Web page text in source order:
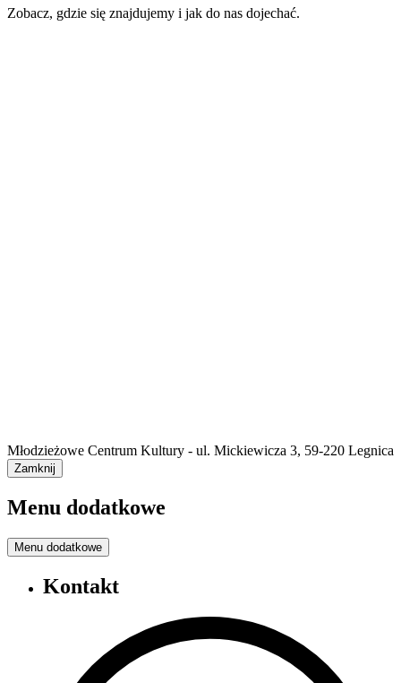
Zobacz, gdzie się znajdujemy i jak do nas dojechać.
Młodzieżowe Centrum Kultury - ul. Mickiewicza 3, 59-220 Legnica
Zamknij
Menu dodatkowe
Menu dodatkowe
Kontakt